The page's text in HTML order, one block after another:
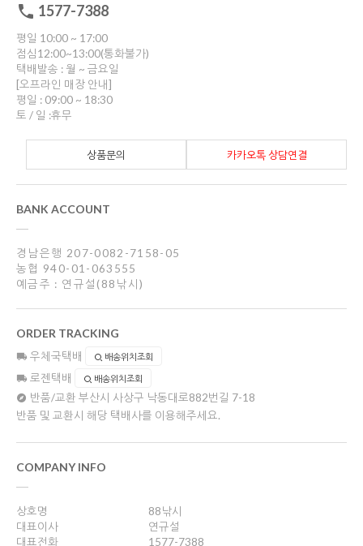
1577-7388
평일 10:00 ~ 17:00
점심12:00~13:00(통화불가)
택배발송 : 월 ~ 금요일
[오프라인 매장 안내]
평일 : 09:00 ~ 18:30
토 / 일 :휴무
카카오톡 상담연결
상품문의
BANK ACCOUNT
경남은행 207-0082-7158-05
농협 940-01-063555
예금주 : 연규설(88낚시)
ORDER TRACKING
우체국택배 배송위치조회
로젠택배 배송위치조회
반품/교환 부산시 사상구 낙동대로882번길 7-18
반품 및 교환시 해당 택배사를 이용해주세요.
COMPANY INFO
상호명
88낚시
대표이사
연규설
대표전화
1577-7388